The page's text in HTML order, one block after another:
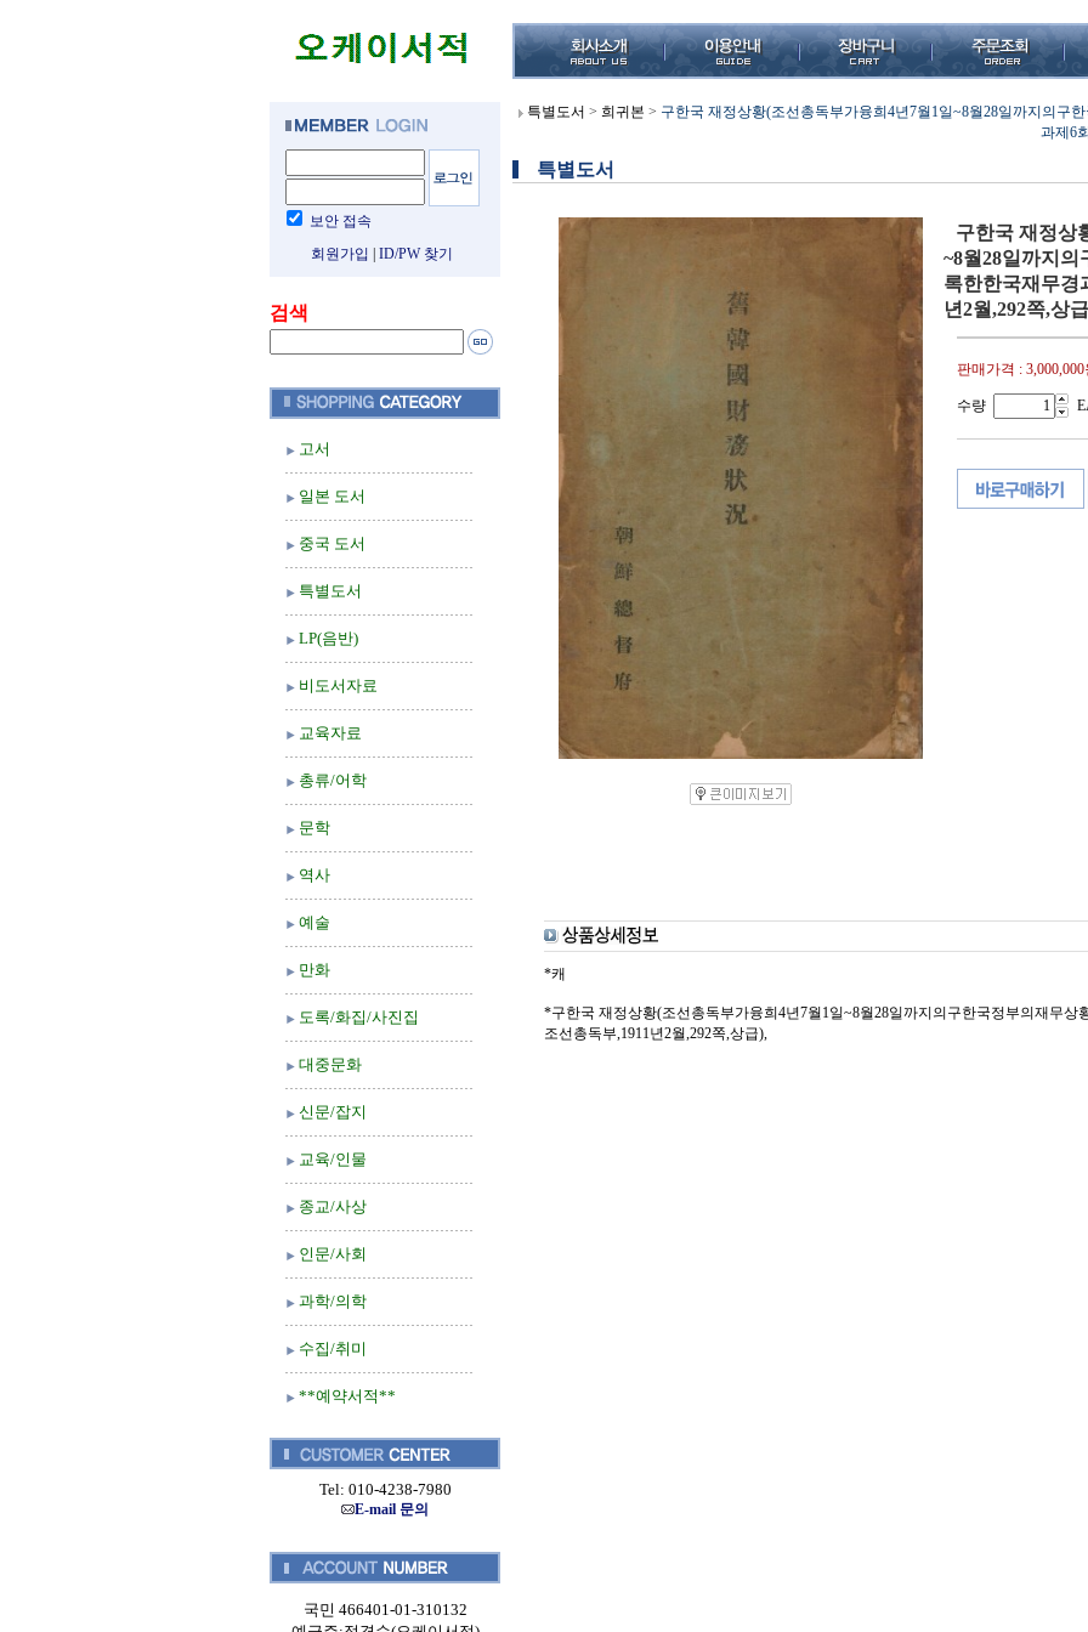
보안 접속
회원가입
ID/PW 찾기
검색
고서
일본 도서
중국 도서
특별도서
LP(음반)
비도서자료
교육자료
총류/어학
문학
역사
예술
만화
도록/화집/사진집
대중문화
신문/잡지
교육/인물
종교/사상
인문/사회
과학/의학
수집/취미
**예약서적**
Tel: 010-4238-7980
E-mail 문의
국민 466401-01-310132
특별도서 > 희귀본 > 구한국 재정상황(조선총독부가융희4년7월1일~8월28일까지의구
과제6
특별도서
구한국 재정상
~8월28일까지
록한한국재무경
년2월,292쪽,상
판매가격 : 3,000,000
수량
*캐
*구한국 재정상황(조선총독부가융희4년7월1일~8월28일까지의구한국정부의재무상
조선총독부,1911년2월,292쪽,상급),